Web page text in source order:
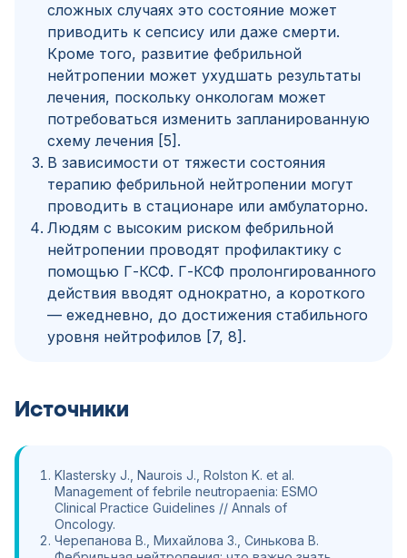
сложных случаях это состояние может
приводить к сепсису или даже смерти.
Кроме того, развитие фебрильной
нейтропении может ухудшать результаты
лечения, поскольку онкологам может
потребоваться изменить запланированную
схему лечения [5].
В зависимости от тяжести состояния
терапию фебрильной нейтропении могут
проводить в стационаре или амбулаторно.
Людям с высоким риском фебрильной
нейтропении проводят профилактику с
помощью Г-КСФ. Г-КСФ пролонгированного
действия вводят однократно, а короткого
— ежедневно, до достижения стабильного
уровня нейтрофилов [7, 8].
Источники
Klastersky J., Naurois J., Rolston K. et al.
Management of febrile neutropaenia: ESMO
Clinical Practice Guidelines // Annals of
Oncology.
Черепанова В., Михайлова З., Синькова В.